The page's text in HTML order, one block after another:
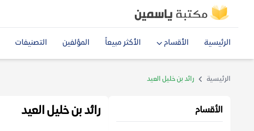
الرئيسية الأقسام الأكثر مبيعاً المؤلفين التصنيفات
الرئيسية رائد بن خليل العيد
الأقسام رائد بن خليل العيد